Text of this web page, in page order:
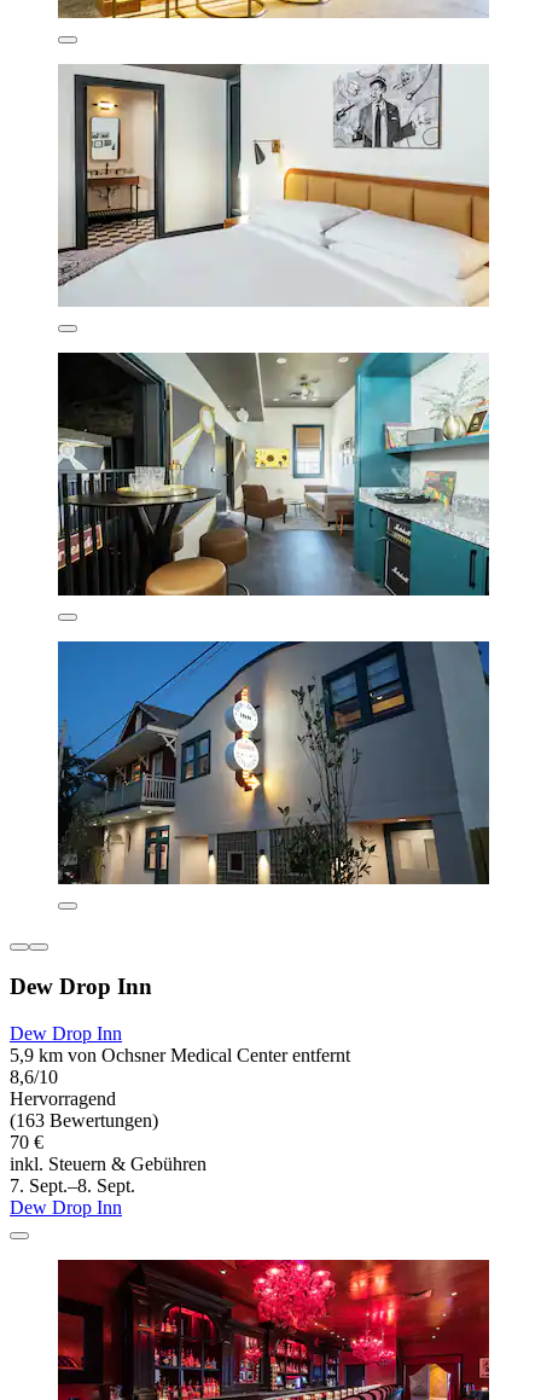
Dew Drop Inn
Dew Drop Inn
5,9 km von Ochsner Medical Center entfernt
8,6/10
Hervorragend
(163 Bewertungen)
70 €
inkl. Steuern & Gebühren
7. Sept.–8. Sept.
Dew Drop Inn